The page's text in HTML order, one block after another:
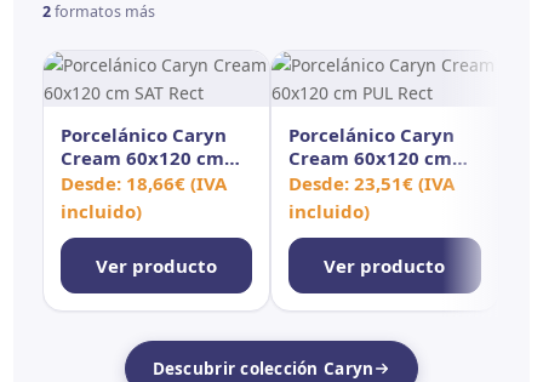
2formatos más
Porcelánico Caryn
Cream 60x120 cm
SAT Rect
Desde: 18,66€ (IVA
incluido)
Ver producto
Porcelánico Caryn
Cream 60x120 cm
PUL Rect
Desde:23,51€ (IVA
incluido)
Ver producto
Descubrir colección Caryn